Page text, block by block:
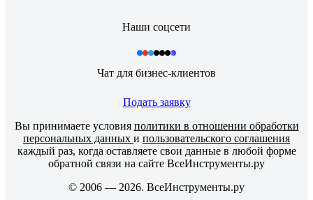
Наши соцсети
Чат для бизнес-клиентов
Подать заявку
Вы принимаете условия политики в отношении обработки
персональных данных и пользовательского соглашения
каждый раз, когда оставляете свои данные в любой форме
обратной связи на сайте ВсеИнструменты.ру
© 2006 — 2026. ВсеИнструменты.ру